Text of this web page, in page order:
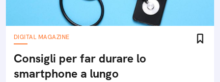
DIGITAL MAGAZINE
Consigli per far durare lo
smartphone a lungo